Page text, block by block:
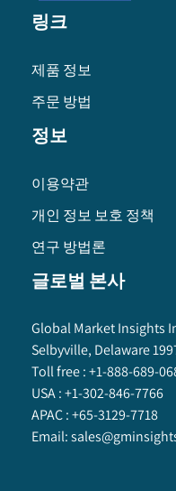
링크
제품 정보
주문 방법
정보
이용약관
개인 정보 보호 정책
연구 방법론
글로벌 본사
Global Market Insights
Selbyville, Delaware
Toll free :+1-888-689-
USA :+1-302-846-7766
APAC :+65-3129-7718
Email: